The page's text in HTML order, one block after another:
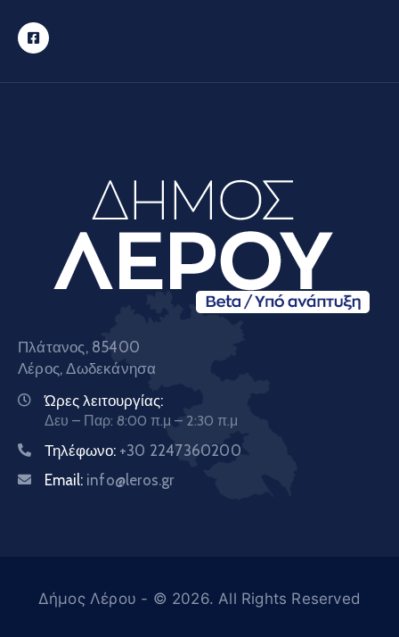
Πλάτανος, 85400
Λέρος, Δωδεκάνησα
Ώρες λειτουργίας:
Δευ – Παρ: 8:00 π.μ – 2:30 π.μ
Τηλέφωνο: +30 2247360200
Email: info@leros.gr
Δήμος Λέρου - © 2026. All Rights Reserved